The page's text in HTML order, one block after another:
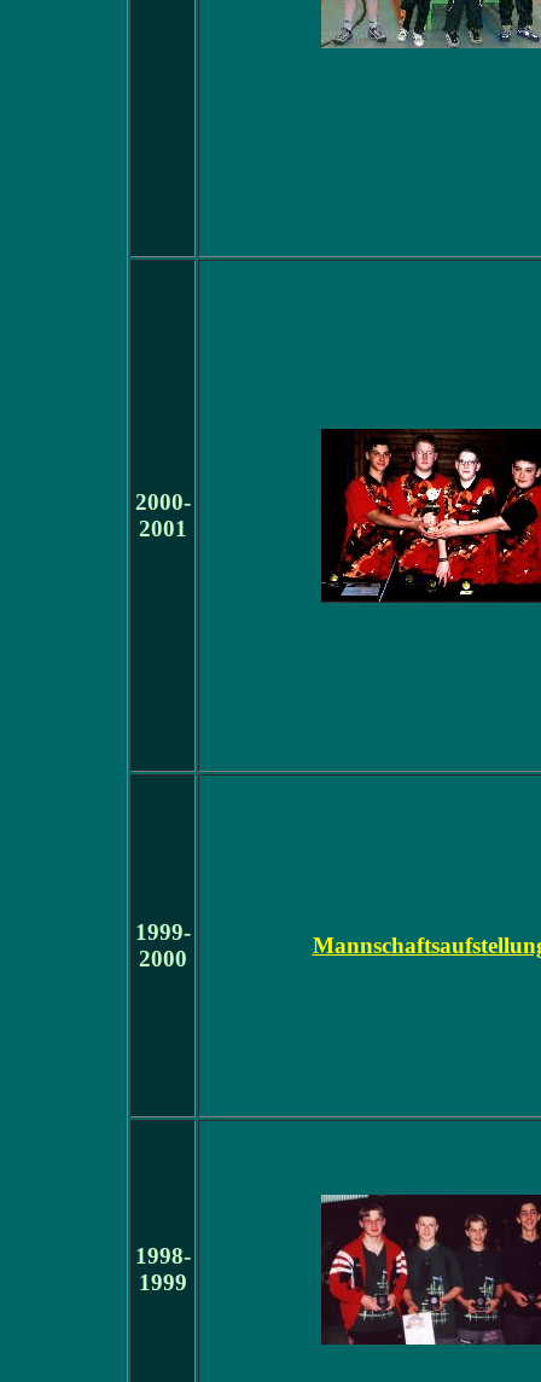
2000-
2001
1999-
2000
1998-
1999